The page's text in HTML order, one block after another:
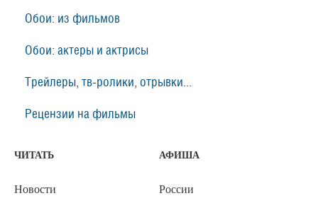
Обои: из фильмов
Обои: актеры и актрисы
Трейлеры, тв-ролики, отрывки...
Рецензии на фильмы
ЧИТАТЬ
Новости
АФИША
России